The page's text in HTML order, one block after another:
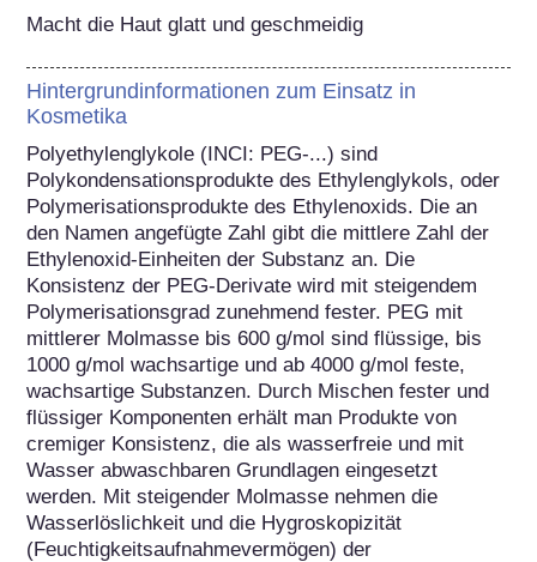
Macht die Haut glatt und geschmeidig
Hintergrundinformationen zum Einsatz in
Kosmetika
Polyethylenglykole (INCI: PEG-...) sind
Polykondensationsprodukte des Ethylenglykols, oder
Polymerisationsprodukte des Ethylenoxids. Die an
den Namen angefügte Zahl gibt die mittlere Zahl der
Ethylenoxid-Einheiten der Substanz an. Die
Konsistenz der PEG-Derivate wird mit steigendem
Polymerisationsgrad zunehmend fester. PEG mit
mittlerer Molmasse bis 600 g/mol sind flüssige, bis
1000 g/mol wachsartige und ab 4000 g/mol feste,
wachsartige Substanzen. Durch Mischen fester und
flüssiger Komponenten erhält man Produkte von
cremiger Konsistenz, die als wasserfreie und mit
Wasser abwaschbaren Grundlagen eingesetzt
werden. Mit steigender Molmasse nehmen die
Wasserlöslichkeit und die Hygroskopizität
(Feuchtigkeitsaufnahmevermögen) der